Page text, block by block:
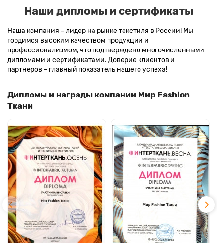
Наши дипломы и сертификаты
Наша компания – лидер на рынке текстиля в России! Мы
гордимся высоким качеством продукции и
профессионализмом, что подтверждено многочисленными
дипломами и сертификатами. Доверие клиентов и
партнеров – главный показатель нашего успеха!
Дипломы и награды компании Мир Fashion
Ткани